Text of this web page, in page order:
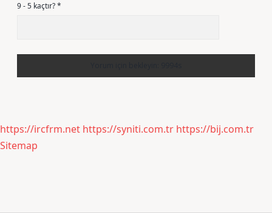
9 - 5 kaçtır?*
https://ircfrm.net https://syniti.com.tr https://bij.com.tr
Sitemap